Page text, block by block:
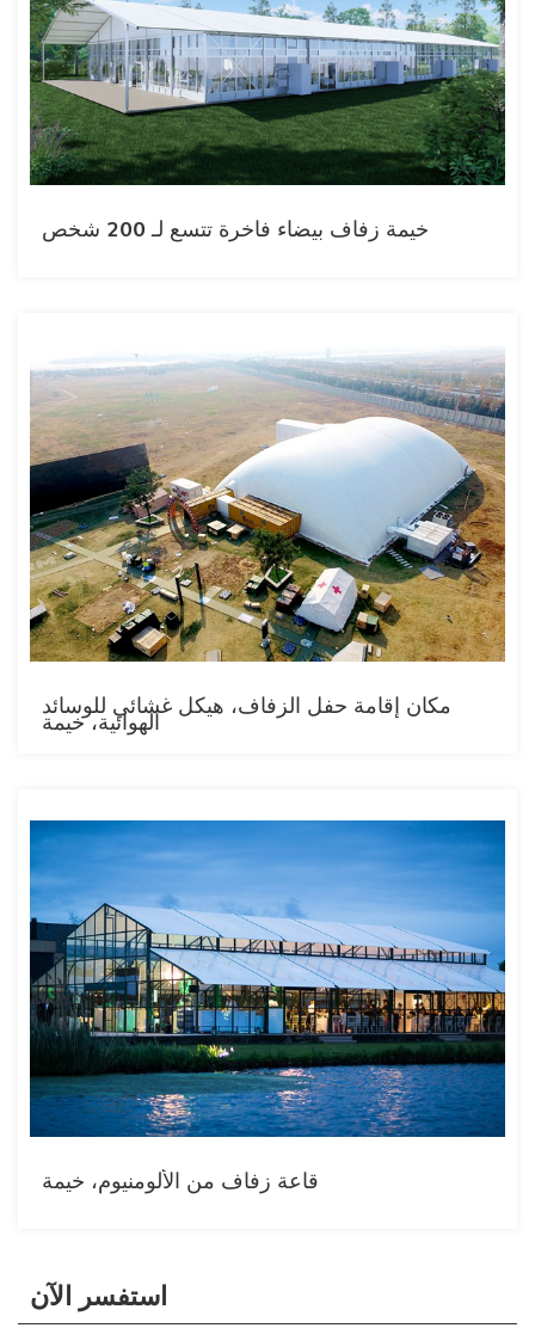
خيمة زفاف بيضاء فاخرة تتسع لـ 200 شخص
مكان إقامة حفل الزفاف، هيكل غشائي للوسائد
الهوائية، خيمة
قاعة زفاف من الألومنيوم، خيمة
استفسر الآن